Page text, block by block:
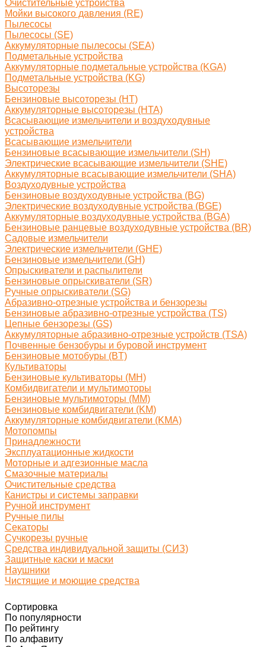
Очистительные устройства
Мойки высокого давления (RE)
Пылесосы
Пылесосы (SE)
Аккумуляторные пылесосы (SEA)
Подметальные устройства
Аккумуляторные подметальные устройства (KGA)
Подметальные устройства (KG)
Высоторезы
Бензиновые высоторезы (HT)
Аккумуляторные высоторезы (HTA)
Всасывающие измельчители и воздуходувные
устройства
Всасывающие измельчители
Бензиновые всасывающие измельчители (SH)
Электрические всасывающие измельчители (SHE)
Аккумуляторные всасывающие измельчители (SHA)
Воздуходувные устройства
Бензиновые воздуходувные устройства (BG)
Электрические воздуходувные устройства (BGE)
Аккумуляторные воздуходувные устройства (BGA)
Бензиновые ранцевые воздуходувные устройства (BR)
Садовые измельчители
Электрические измельчители (GHE)
Бензиновые измельчители (GH)
Опрыскиватели и распылители
Бензиновые опрыскиватели (SR)
Ручные опрыскиватели (SG)
Абразивно-отрезные устройства и бензорезы
Бензиновые абразивно-отрезные устройства (TS)
Цепные бензорезы (GS)
Аккумуляторные абразивно-отрезные устройств (TSA)
Почвенные бензобуры и буровой инструмент
Бензиновые мотобуры (BT)
Культиваторы
Бензиновые культиваторы (MH)
Комбидвигатели и мультимоторы
Бензиновые мультимоторы (MM)
Бензиновые комбидвигатели (KM)
Аккумуляторные комбидвигатели (KMA)
Мотопомпы
Принадлежности
Эксплуатационные жидкости
Моторные и адгезионные масла
Смазочные материалы
Очистительные средства
Канистры и системы заправки
Ручной инструмент
Ручные пилы
Секаторы
Сучкорезы ручные
Средства индивидуальной защиты (СИЗ)
Защитные каски и маски
Наушники
Чистящие и моющие средства
Сортировка
По популярности
По рейтингу
По алфавиту